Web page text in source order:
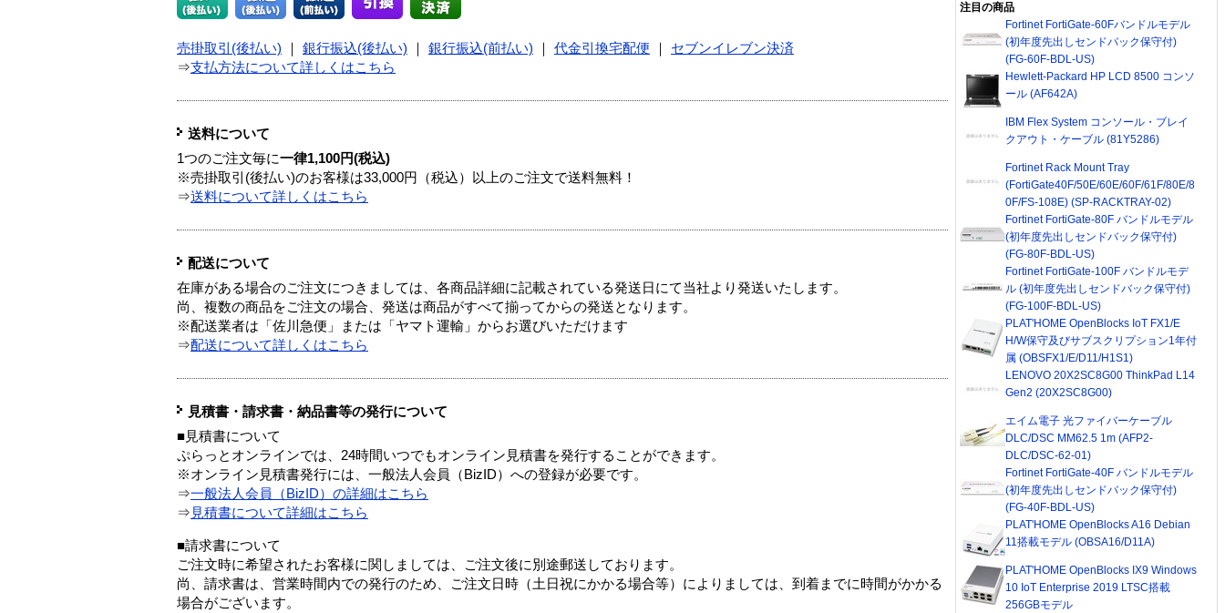
売掛取引(後払い) 銀行振込(後払い) 銀行振込(前払い) 代金引換宅配便
セブンイレブン決済
⇒支払方法について詳しくはこちら
送料について
1つのご注文毎に一律1,100円(税込)
※売掛取引(後払い)のお客様は33,000円（税込）以上のご注文で送料無料！
⇒送料について詳しくはこちら
配送について
在庫がある場合のご注文につきましては、各商品詳細に記載されている発送日にて当社より発送いたします。
尚、複数の商品をご注文の場合、発送は商品がすべて揃ってからの発送となります。
※配送業者は「佐川急便」または「ヤマト運輸」からお選びいただけます
⇒配送について詳しくはこちら
見積書・請求書・納品書等の発行について
■見積書について
ぷらっとオンラインでは、24時間いつでもオンライン見積書を発行することができます。
※オンライン見積書発行には、一般法人会員（BizID）への登録が必要です。
⇒一般法人会員（BizID）の詳細はこちら
⇒ 見積書について詳細はこちら
■請求書について
ご注文時に希望されたお客様に関しましては、ご注文後に別途郵送しております。
尚、請求書は、営業時間内での発行のため、ご注文日時（土日祝にかかる場合等）によりましては、到着までに時間がかかる
場合がございます。
注目の商品
Fortinet FortiGate-60Fバンドルモデル
(初年度先出しセンドバック保守付)
(FG-60F-BDL-US)
Hewlett-Packard HP LCD 8500 コンソ
ール (AF642A)
IBM Flex System コンソール・ブレイ
クアウト・ケーブル (81Y5286)
Fortinet Rack Mount Tray
(FortiGate40F/50E/60E/60F/61F/80E/8
0F/FS-108E) (SP-RACKTRAY-02)
Fortinet FortiGate-80F バンドルモデル
(初年度先出しセンドバック保守付)
(FG-80F-BDL-US)
Fortinet FortiGate-100F バンドルモデ
ル (初年度先出しセンドバック保守付)
(FG-100F-BDL-US)
PLAT'HOME OpenBlocks IoT FX1/E
H/W保守及びサブスクリプション1年付
属 (OBSFX1/E/D11/H1S1)
LENOVO 20X2SC8G00 ThinkPad L14
Gen2 (20X2SC8G00)
エイム電子 光ファイバーケーブル
DLC/DSC MM62.5 1m (AFP2-
DLC/DSC-62-01)
Fortinet FortiGate-40F バンドルモデル
(初年度先出しセンドバック保守付)
(FG-40F-BDL-US)
PLAT'HOME OpenBlocks A16 Debian
11搭載モデル (OBSA16/D11A)
PLAT'HOME OpenBlocks IX9 Windows
10 IoT Enterprise 2019 LTSC搭載
256GBモデル